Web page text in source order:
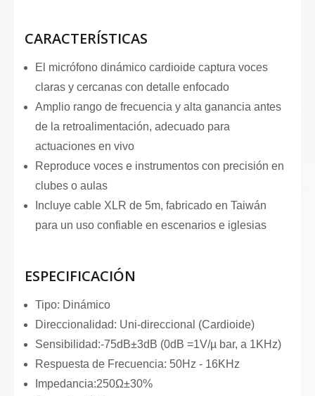
CARACTERÍSTICAS
El micrófono dinámico cardioide captura voces
claras y cercanas con detalle enfocado
Amplio rango de frecuencia y alta ganancia antes
de la retroalimentación, adecuado para
actuaciones en vivo
Reproduce voces e instrumentos con precisión en
clubes o aulas
Incluye cable XLR de 5m, fabricado en Taiwán
para un uso confiable en escenarios e iglesias
ESPECIFICACIÓN
Tipo: Dinámico
Direccionalidad: Uni-direccional (Cardioide)
Sensibilidad:-75dB±3dB (0dB =1V/µ bar, a 1KHz)
Respuesta de Frecuencia: 50Hz - 16KHz
Impedancia:250Ω±30%